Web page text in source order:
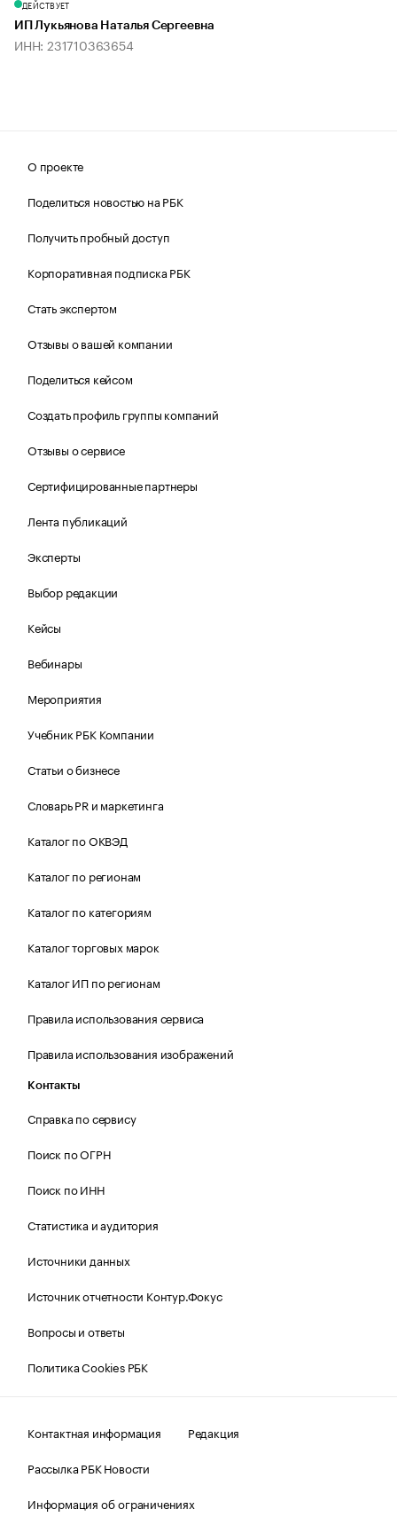
ДЕЙСТВУЕТ
ИП Лукьянова Наталья Сергеевна
ИНН: 231710363654
О проекте
Поделиться новостью на РБК
Получить пробный доступ
Корпоративная подписка РБК
Стать экспертом
Отзывы о вашей компании
Поделиться кейсом
Создать профиль группы компаний
Отзывы о сервисе
Сертифицированные партнеры
Лента публикаций
Эксперты
Выбор редакции
Кейсы
Вебинары
Мероприятия
Учебник РБК Компании
Статьи о бизнесе
Словарь PR и маркетинга
Каталог по ОКВЭД
Каталог по регионам
Каталог по категориям
Каталог торговых марок
Каталог ИП по регионам
Правила использования сервиса
Правила использования изображений
Контакты
Справка по сервису
Поиск по ОГРН
Поиск по ИНН
Статистика и аудитория
Источники данных
Источник отчетности Контур.Фокус
Вопросы и ответы
Политика Cookies РБК
Контактная информация
Редакция
Рассылка РБК Новости
Информация об ограничениях